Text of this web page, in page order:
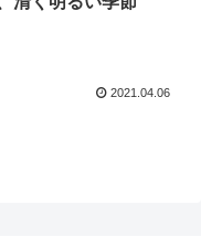
2021.04.06